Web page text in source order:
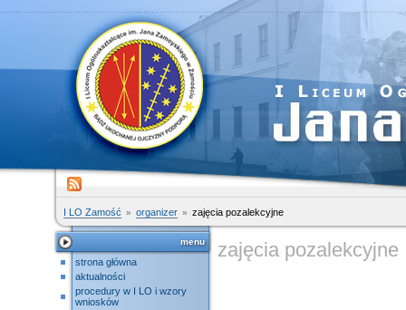
I LO Zamość organizer zajęcia pozalekcyjne
zajęcia pozalekcyjne
menu
strona główna
aktualności
procedury w I LO i wzory
wniosków